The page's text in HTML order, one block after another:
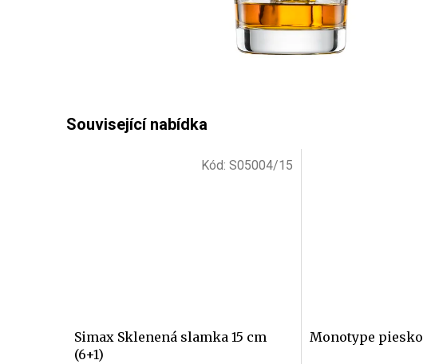
Simax Sklenená slamka 15 cm
(6+1)
Kód: S05004/15
Monotype